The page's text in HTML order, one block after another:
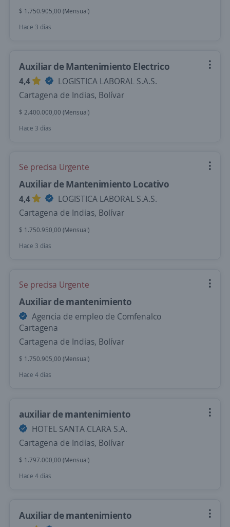
$ 1.750.905,00 (Mensual)
Hace 3 días
Auxiliar de Mantenimiento Electrico
4,4
LOGISTICA LABORAL S.A.S.
Cartagena de Indias, Bolívar
$ 2.400.000,00 (Mensual)
Hace 3 días
Se precisa Urgente
Auxiliar de Mantenimiento Locativo
4,4
LOGISTICA LABORAL S.A.S.
Cartagena de Indias, Bolívar
$ 1.750.950,00 (Mensual)
Hace 3 días
Se precisa Urgente
Auxiliar de mantenimiento
Agencia de empleo de Comfenalco
Cartagena
Cartagena de Indias, Bolívar
$ 1.750.905,00 (Mensual)
Hace 4 días
auxiliar de mantenimiento
HOTEL SANTA CLARA S.A.
Cartagena de Indias, Bolívar
$ 1.797.000,00 (Mensual)
Hace 4 días
Auxiliar de mantenimiento